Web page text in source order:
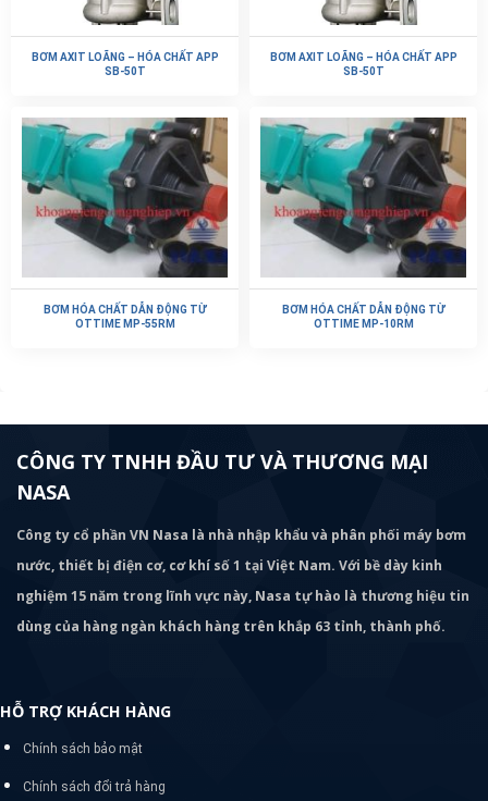
BƠM AXIT LOÃNG – HÓA CHẤT APP
SB-50T
BƠM AXIT LOÃNG – HÓA CHẤT APP
SB-50T
BƠM HÓA CHẤT DẪN ĐỘNG TỪ
OTTIME MP-55RM
BƠM HÓA CHẤT DẪN ĐỘNG TỪ
OTTIME MP-10RM
CÔNG TY TNHH ĐẦU TƯ VÀ THƯƠNG MẠI
NASA
Công ty cổ phần VN Nasa là nhà nhập khẩu và phân phối máy bơm
nước, thiết bị điện cơ, cơ khí số 1 tại Việt Nam. Với bề dày kinh
nghiệm 15 năm trong lĩnh vực này, Nasa tự hào là thương hiệu tin
dùng của hàng ngàn khách hàng trên khắp 63 tỉnh, thành phố.
HỖ TRỢ KHÁCH HÀNG
Chính sách bảo mật
Chính sách đổi trả hàng